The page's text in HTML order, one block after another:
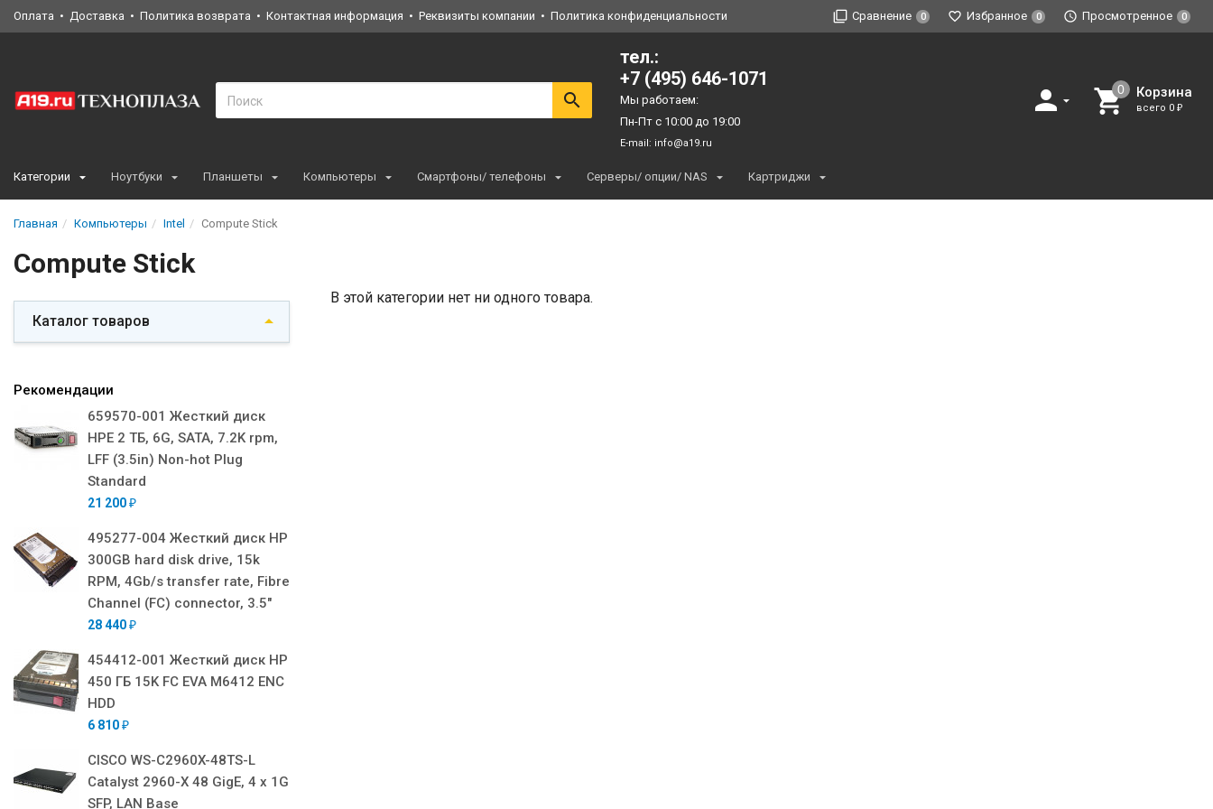
Оплата Доставка Политика возврата Контактная информация Реквизиты компании Политика конфиденциальности Сравнение 0 Избранное 0 Просмотренное 0
тел.:
+7 (495) 646-1071
Мы работаем:
Пн-Пт с 10:00 до 19:00
E-mail: info@a19.ru
Корзина
всего 0 ₽
Категории Ноутбуки Планшеты Компьютеры Смартфоны/ телефоны Серверы/ опции/ NAS Картриджи
Главная Компьютеры Intel Compute Stick
Compute Stick
Каталог товаров
Рекомендации
659570-001 Жесткий диск
HPE 2 ТБ, 6G, SATA, 7.2K rpm,
LFF (3.5in) Non-hot Plug
Standard
21 200 ₽
495277-004 Жесткий диск HP
300GB hard disk drive, 15k
RPM, 4Gb/s transfer rate, Fibre
Channel (FC) connector, 3.5"
28 440 ₽
454412-001 Жесткий диск HP
450 ГБ 15K FC EVA M6412 ENC
HDD
6 810 ₽
CISCO WS-C2960X-48TS-L
Catalyst 2960-X 48 GigE, 4 x 1G
SFP, LAN Base
В этой категории нет ни одного товара.